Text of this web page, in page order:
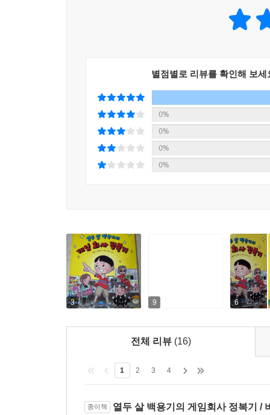
만드는 전 과정을 상세히 소개하는 것을 그래서이
열다섯 살에 췌장암 진단 기술을 개발해 화제가
영리한 방법으로서, 또 오늘날 가장 창조적이며
*열두 살, 백용기 세상을 놀라게 할 게임을 만들다!
열두 살 용기의 꿈은 게임을 만드는 것이다.
용기에게 일생일대의 기회가 찾아온다. 바로 전
좌절에 빠진다. 설상가상 이아령은 스트레스성
게임’을 만들 수 있을까?
별점별로 리뷰를 확인해 보세
0%
0%
0%
0%
3 9 6
전체 리뷰 (16)
1 2 3 4
종이책 열두 살 백용기의 게임회사 정복기 /